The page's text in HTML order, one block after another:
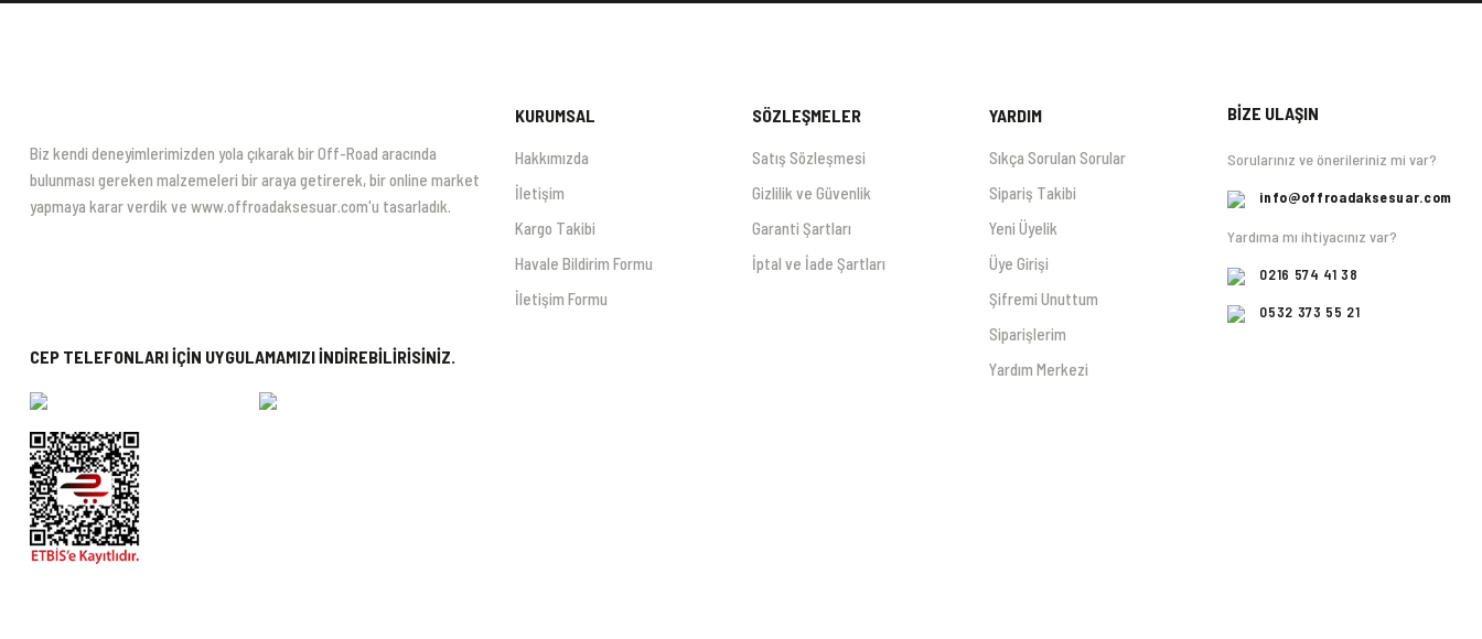
Biz kendi deneyimlerimizden yola çıkarak bir Off-Road aracında
bulunması gereken malzemeleri bir araya getirerek, bir online market
yapmaya karar verdik ve www.offroadaksesuar.com'u tasarladık.
CEP TELEFONLARI İÇİN UYGULAMAMIZI İNDİREBİLİRİSİNİZ.
KURUMSAL
Hakkımızda
İletişim
Kargo Takibi
Havale Bildirim Formu
İletişim Formu
SÖZLEŞMELER
Satış Sözleşmesi
Gizlilik ve Güvenlik
Garanti Şartları
İptal ve İade Şartları
YARDIM
Sıkça Sorulan Sorular
Sipariş Takibi
Yeni Üyelik
Üye Girişi
Şifremi Unuttum
Siparişlerim
Yardım Merkezi
BİZE ULAŞIN
Sorularınız ve önerileriniz mi var?
info@offroadaksesuar.com
Yardıma mı ihtiyacınız var?
0216 574 41 38
0532 373 55 21